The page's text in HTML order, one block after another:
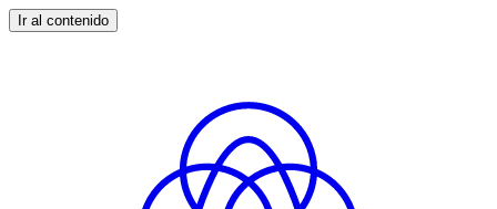
Ir al contenido